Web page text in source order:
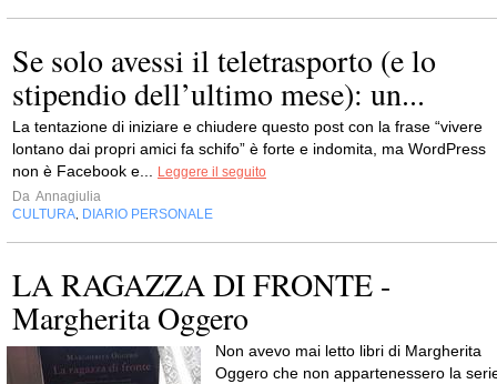
Se solo avessi il teletrasporto (e lo
stipendio dell’ultimo mese): un...
La tentazione di iniziare e chiudere questo post con la frase “vivere
lontano dai propri amici fa schifo” è forte e indomita, ma WordPress
non è Facebook e... Leggere il seguito
Da Annagiulia
CULTURA, DIARIO PERSONALE
LA RAGAZZA DI FRONTE -
Margherita Oggero
Non avevo mai letto libri di Margherita
Oggero che non appartenessero la